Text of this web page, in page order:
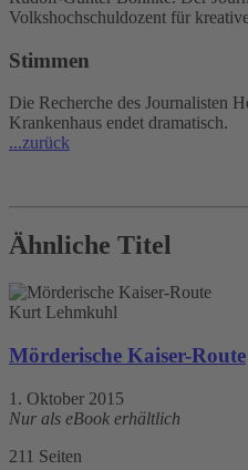
Volkshochschuldozent für
Stimmen
Die Recherche des Journalisten
Krankenhaus endet dramatisch.
...zurück
Ähnliche Titel
Kurt Lehmkuhl
Mörderische Kaiser-Route
1. Oktober 2015
Nur als eBook erhältlich
211 Seiten